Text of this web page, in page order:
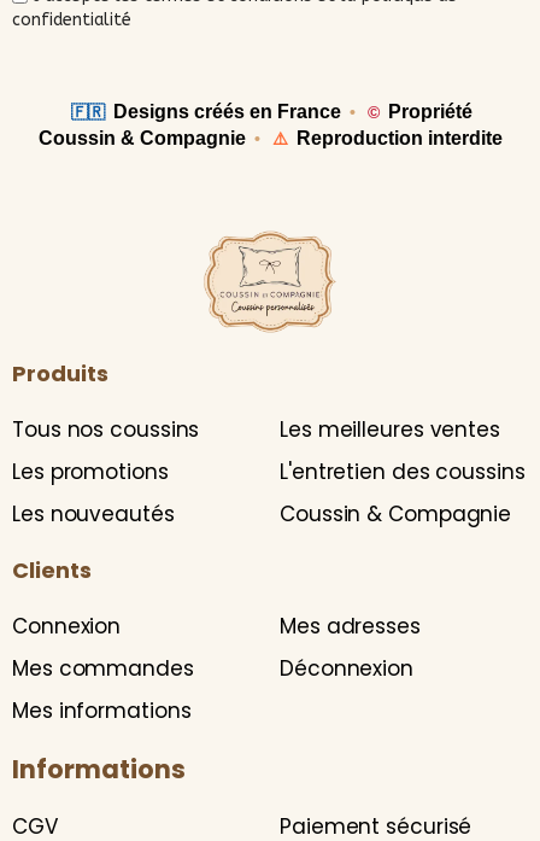
confidentialité
🇫🇷 Designs créés en France • ©
Propriété
Coussin & Compagnie • ⚠️ Reproduction interdite
Produits
Tous nos coussins
Les promotions
Les nouveautés
Les meilleures ventes
L'entretien des coussins
Coussin & Compagnie
Clients
Connexion
Mes commandes
Mes informations
Mes adresses
Déconnexion
Informations
CGV Paiement sécurisé